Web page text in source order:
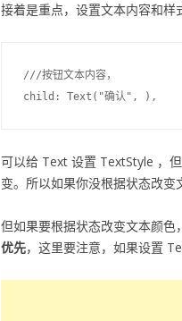
接着是重点，设置文本内容和样
///按钮文本内容，
可以给 Text 设置 TextStyle ，
变。所以如果你没根据状态改变
但如果要根据状态改变文本颜色
优先，这里要注意，如果设置